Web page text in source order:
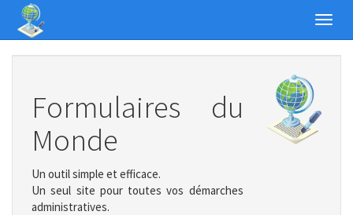
Formulaires du
Monde
Un outil simple et efficace.
Un seul site pour toutes vos démarches
administratives.